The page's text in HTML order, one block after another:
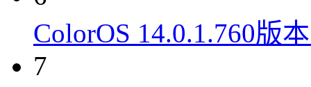
ColorOS 14.0.1.760版
7